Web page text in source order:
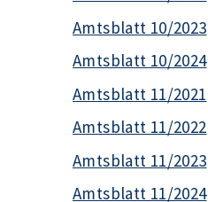
Amtsblatt 10/2023
Amtsblatt 10/2024
Amtsblatt 11/2021
Amtsblatt 11/2022
Amtsblatt 11/2023
Amtsblatt 11/2024